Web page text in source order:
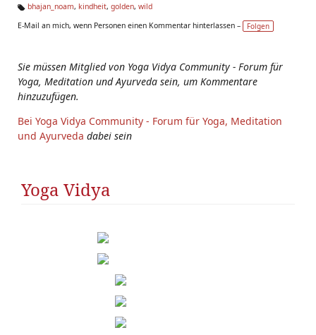
g
bhajan_noam, kindheit, golden, wild
E-Mail an mich, wenn Personen einen Kommentar hinterlassen –
Folgen
Sie müssen Mitglied von Yoga Vidya Community - Forum für
Yoga, Meditation und Ayurveda sein, um Kommentare
hinzuzufügen.
Bei Yoga Vidya Community - Forum für Yoga, Meditation
und Ayurveda dabei sein
Yoga Vidya